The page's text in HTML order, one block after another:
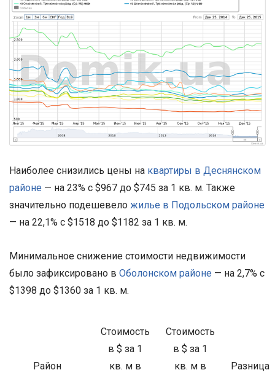
Наиболее снизились цены на квартиры в Деснянском
районе — на 23% с $967 до $745 за 1 кв. м. Также
значительно подешевело жилье в Подольском районе
— на 22,1% с $1518 до $1182 за 1 кв. м.
Минимальное снижение стоимости недвижимости
было зафиксировано в Оболонском районе — на 2,7% с
$1398 до $1360 за 1 кв. м.
Район
Стоимость
в $ за 1
кв. м в
Стоимость
в $ за 1
кв. м в
Разница